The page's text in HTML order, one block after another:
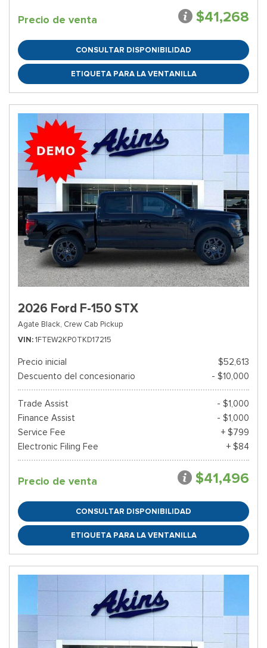
Precio de venta $41,268
CONSULTAR DISPONIBILIDAD
ETIQUETA PARA LA VENTANILLA
2026 Ford F-150 STX
Agate Black, Crew Cab Pickup
VIN 1FTEW2KP0TKD17215
Precio inicial
$52,613
Descuento del concesionario
- $10,000
Trade Assist
- $1,000
Finance Assist
- $1,000
Service Fee
+ $799
Electronic Filing Fee
+ $84
Precio de venta $41,496
CONSULTAR DISPONIBILIDAD
ETIQUETA PARA LA VENTANILLA